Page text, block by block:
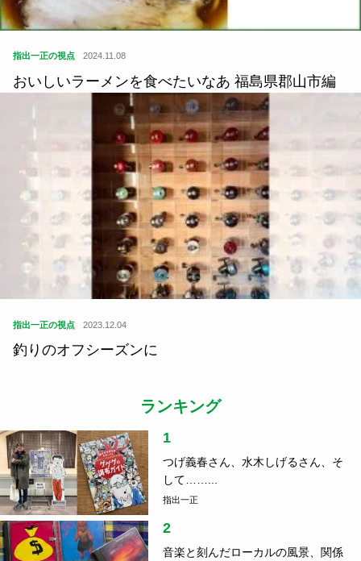
指出一正の視点 2024.11.08
おいしいラーメンを食べたいなあ 福島県郡山市編
指出一正の視点 2023.12.04
釣りのオフシーズンに
ランキング
1
つげ義春さん、水木しげるさん、そ
して……...
指出一正
2
音楽と刻んだローカルの風景、関係